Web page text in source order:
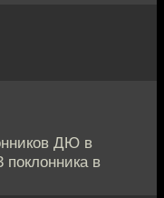
ДЮ в
поклонника в